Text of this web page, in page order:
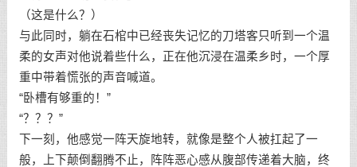
（这是什么？）
与此同时，躺在石棺中已经丧失记忆的刀塔客只听到一个温
柔的女声对他说着些什么，正在他沉浸在温柔乡时，一个厚
重中带着慌张的声音喊道。
“卧槽有够重的！”
“？？？”
下一刻，他感觉一阵天旋地转，就像是整个人被扛起了一
般，上下颠倒翻腾不止，阵阵恶心感从腹部传递着大脑，终